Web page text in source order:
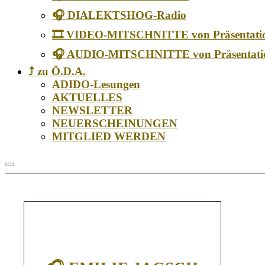
🎧 DIALEKTSHOG-Radio
🎞️ VIDEO-MITSCHNITTE von
🎧 AUDIO-MITSCHNITTE von
⤴️ zu Ö.D.A.
ADIDO-Lesungen
AKTUELLES
NEWSLETTER
NEUERSCHEINUNGEN
MITGLIED WERDEN